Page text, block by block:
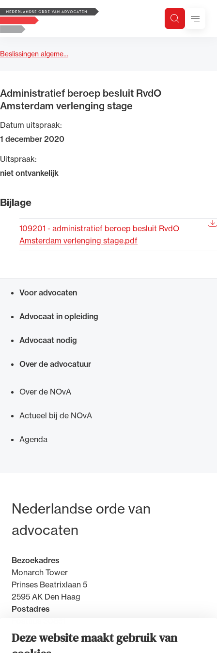
Deze website maakt gebruik van
Logo, to the homepage
ZoekenMenu
Beslissingen algeme…
Administratief beroep besluit RvdO
Amsterdam verlenging stage
Datum uitspraak:
1 december 2020
Uitspraak:
niet ontvankelijk
Bijlage
109201 - administratief beroep besluit RvdO
Amsterdam verlenging stage.pdf
Voor advocaten
Advocaat in opleiding
Advocaat nodig
Over de advocatuur
Over de NOvA
Actueel bij de NOvA
Agenda
Bezoek- en postadres
Nederlandse orde van
advocaten
Bezoekadres
Monarch Tower
Prinses Beatrixlaan 5
2595 AK Den Haag
Postadres
2500 GW Den Haag
Zoeken
Zoek op trefwoord
Uitgelicht
Van de Advocatenwet tot de Verordening op
beroepsuitoefening: van de advocatenpas tot
geheimhoudernummers.